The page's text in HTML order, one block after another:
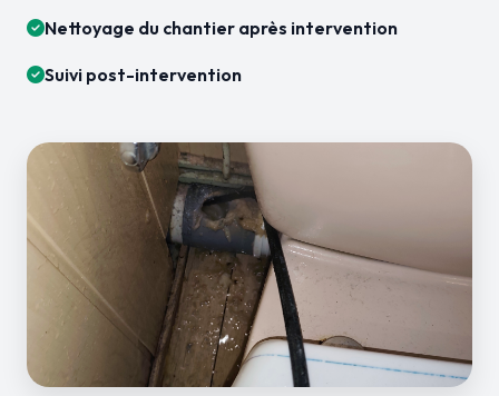
Nettoyage du chantier après intervention
Suivi post-intervention